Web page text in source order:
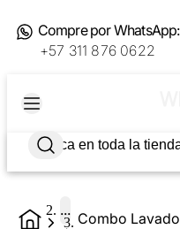
Compre por WhatsApp:
+57 311 876 0622
... Combo